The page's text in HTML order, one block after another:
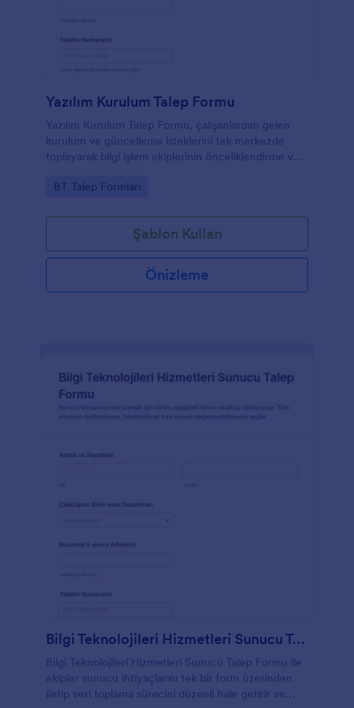
Yazılım Kurulum Talep Formu
Yazılım Kurulum Talep Formu, çalışanlardan gelen
kurulum ve güncelleme isteklerini tek merkezde
toplayarak bilgi işlem ekiplerinin önceliklendirme ve
olur.
Go to Category:
BT Talep Formları
Şablon Kullan
Önizleme
Bilgi Teknolojileri Hizmetleri Sunucu Talep Formu
Bilgi Teknolojileri Hizmetleri Sunucu Talep Formu ile
ekipler sunucu ihtiyaçlarını tek bir form üzerinden
iletip veri toplama sürecini düzenli hale getirir ve